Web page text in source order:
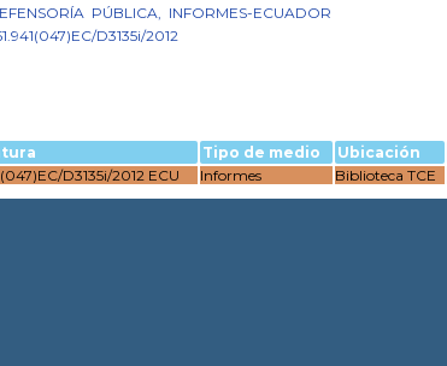
PÚBLICA,
INFORMES-ECUADOR
D3135i/2012
Tipo de medio Ubicación
D3135i/2012 ECU Informes Biblioteca TCE